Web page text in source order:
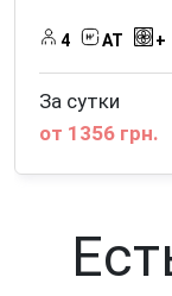
4 AT +
За сутки
от 1356 грн.